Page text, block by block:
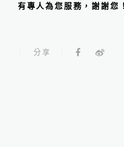
配合人事行政局公
有專人為您服務，謝謝您！
分享